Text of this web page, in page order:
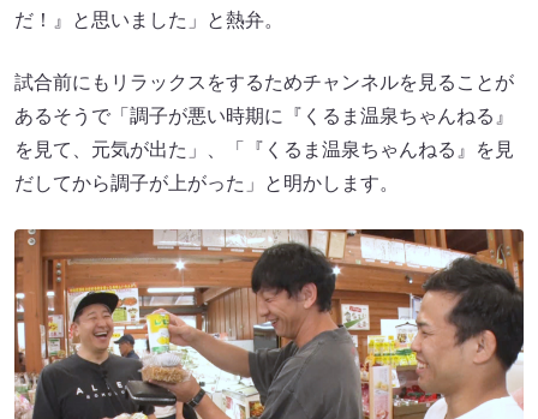
だ！』と思いました」と熱弁。
試合前にもリラックスをするためチャンネルを見ることが
あるそうで「調子が悪い時期に『くるま温泉ちゃんねる』
を見て、元気が出た」、「『くるま温泉ちゃんねる』を見
だしてから調子が上がった」と明かします。